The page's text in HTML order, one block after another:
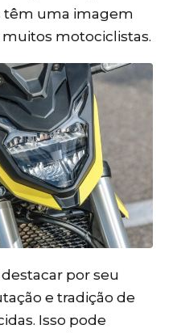
têm uma imagem
motociclistas.
por seu
e tradição de
Isso pode